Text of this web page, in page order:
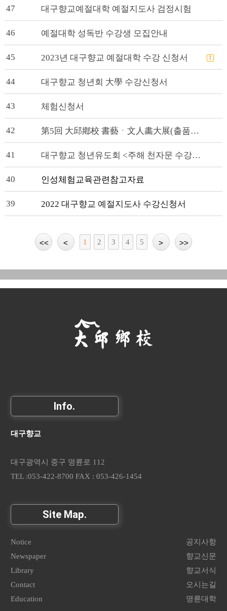
47 대구향교예절대학 예절지도사 검정시험
46 예절대학 성독반 수강생 모집안내
45 2023년 대구향교 예절대학 수강 신청서 1
44 대구향교 청년회 大學 수강신청서
43 체험신청서
42 第5回 大邱鄕校 書藝ㆍ文人畵大展(출품원서)
41 대구향교 청년유도회 <주해 천자문 수강생 모집 공고>
40 인성체험교육관련참고자료
39 2022 대구향교 예절지도사 수강신청서
1 2 3 4 5
Info.
대구향교
대구광역시 중구 명륜로 112
TEL :053-422-8700 FAX : 053-426-1454
Site Map.
Notice
공지사항
Newspaper
향교신문
Library
향교서식
Contact
오시는길
Education
명륜대학